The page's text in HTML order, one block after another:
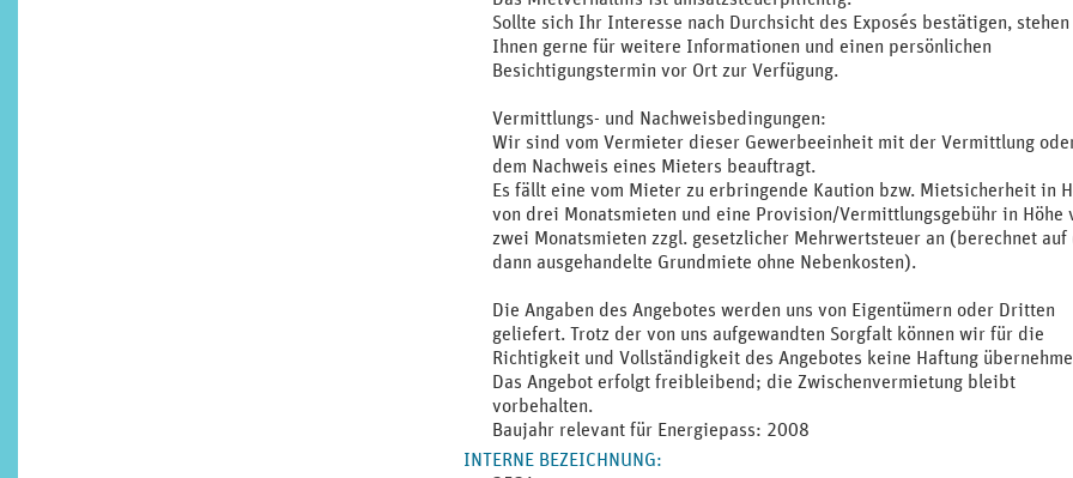
Sollte sich Ihr Interesse nach Durchsicht des Exposés bestätigen,
Ihnen gerne für weitere Informationen und einen persönlichen
Besichtigungstermin vor Ort zur Verfügung.
Vermittlungs- und Nachweisbedingungen:
Wir sind vom Vermieter dieser Gewerbeeinheit mit der Vermittlung
dem Nachweis eines Mieters beauftragt.
Es fällt eine vom Mieter zu erbringende Kaution bzw. Mietsicherheit in
von drei Monatsmieten und eine Provision/Vermittlungsgebühr in Höhe
zwei Monatsmieten zzgl. gesetzlicher Mehrwertsteuer an (berechnet auf
dann ausgehandelte Grundmiete ohne Nebenkosten).
Die Angaben des Angebotes werden uns von Eigentümern oder Dritten
geliefert. Trotz der von uns aufgewandten Sorgfalt können wir für die
Richtigkeit und Vollständigkeit des Angebotes keine Haftung
Das Angebot erfolgt freibleibend; die Zwischenvermietung bleibt
vorbehalten.
Baujahr relevant für Energiepass: 2008
INTERNE BEZEICHNUNG: